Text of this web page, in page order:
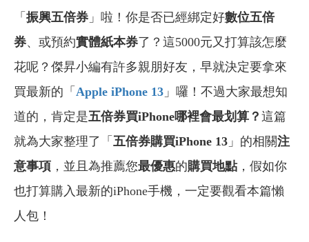
「 振興五倍券 」啦！你是否已經綁定好數位五倍
券、或預約實體紙本券了？這5000元又打算該怎麼
花呢？傑昇小編有許多親朋好友，早就決定要拿來
買最新的「 Apple iPhone 13 」囉！不過大家最想知
道的，肯定是五倍券買iPhone哪裡會最划算？ 這篇
就為大家整理了「 五倍券購買iPhone 13 」的相關注
意事項 ，並且為推薦您最優惠的購買地點，假如你
也打算購入最新的iPhone手機，一定要觀看本篇懶
人包！